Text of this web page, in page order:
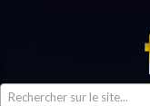
Rechercher sur le site...